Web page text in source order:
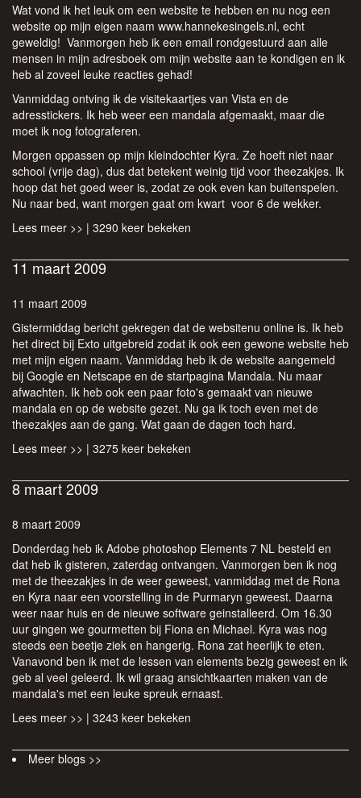
Wat vond ik het leuk om een website te hebben en nu nog een
website op mijn eigen naam www.hannekesingels.nl, echt
geweldig! Vanmorgen heb ik een email rondgestuurd aan alle
mensen in mijn adresboek om mijn website aan te kondigen en ik
heb al zoveel leuke reacties gehad!
Vanmiddag ontving ik de visitekaartjes van Vista en de
adresstickers. Ik heb weer een mandala afgemaakt, maar die
moet ik nog fotograferen.
Morgen oppassen op mijn kleindochter Kyra. Ze hoeft niet naar
school (vrije dag), dus dat betekent weinig tijd voor theezakjes. Ik
hoop dat het goed weer is, zodat ze ook even kan buitenspelen.
Nu naar bed, want morgen gaat om kwart voor 6 de wekker.
Lees meer >> | 3290 keer bekeken
11 maart 2009
11 maart 2009
Gistermiddag bericht gekregen dat de websitenu online is. Ik heb
het direct bij Exto uitgebreid zodat ik ook een gewone website heb
met mijn eigen naam. Vanmiddag heb ik de website aangemeld
bij Google en Netscape en de startpagina Mandala. Nu maar
afwachten. Ik heb ook een paar foto's gemaakt van nieuwe
mandala en op de website gezet. Nu ga ik toch even met de
theezakjes aan de gang. Wat gaan de dagen toch hard.
Lees meer >> | 3275 keer bekeken
8 maart 2009
8 maart 2009
Donderdag heb ik Adobe photoshop Elements 7 NL besteld en
dat heb ik gisteren, zaterdag ontvangen. Vanmorgen ben ik nog
met de theezakjes in de weer geweest, vanmiddag met de Rona
en Kyra naar een voorstelling in de Purmaryn geweest. Daarna
weer naar huis en de nieuwe software geinstalleerd. Om 16.30
uur gingen we gourmetten bij Fiona en Michael. Kyra was nog
steeds een beetje ziek en hangerig. Rona zat heerlijk te eten.
Vanavond ben ik met de lessen van elements bezig geweest en ik
geb al veel geleerd. Ik wil graag ansichtkaarten maken van de
mandala's met een leuke spreuk ernaast.
Lees meer >> | 3243 keer bekeken
Meer blogs >>